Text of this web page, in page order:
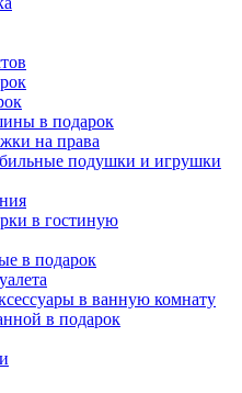
в подарок
на права
подушки и игрушки
в гостиную
в подарок
в ванную комнату
в подарок